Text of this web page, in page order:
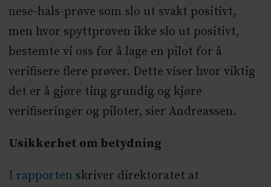
nese-hals-prøve som slo ut svakt positivt,
men hvor spyttprøven ikke slo ut positivt,
bestemte vi oss for å lage en pilot for å
verifisere flere prøver. Dette viser hvor viktig
det er å gjøre ting grundig og kjøre
verifiseringer og piloter, sier Andreassen.
Usikkerhet om betydning
I rapporten skriver direktoratet at